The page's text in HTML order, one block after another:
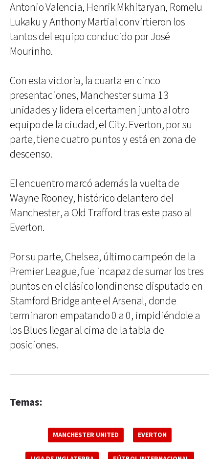
Antonio Valencia, Henrik Mkhitaryan, Romelu
Lukaku y Anthony Martial convirtieron los
tantos del equipo conducido por José
Mourinho.
Con esta victoria, la cuarta en cinco
presentaciones, Manchester suma 13
unidades y lidera el certamen junto al otro
equipo de la ciudad, el City. Everton, por su
parte, tiene cuatro puntos y está en zona de
descenso.
El encuentro marcó además la vuelta de
Wayne Rooney, histórico delantero del
Manchester, a Old Trafford tras este paso al
Everton.
Por su parte, Chelsea, último campeón de la
Premier League, fue incapaz de sumar los tres
puntos en el clásico londinense disputado en
Stamford Bridge ante el Arsenal, donde
terminaron empatando 0 a 0, impidiéndole a
los Blues llegar al cima de la tabla de
posiciones.
Temas:
MANCHESTER UNITED EVERTON